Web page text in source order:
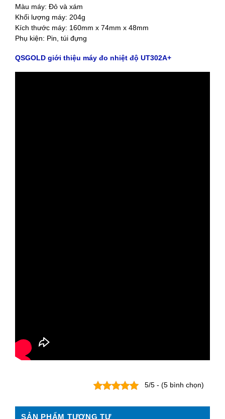
Màu máy: Đỏ và xám
Khối lượng máy: 204g
Kích thước máy: 160mm x 74mm x 48mm
Phụ kiện: Pin, túi đựng
QSGOLD giới thiệu máy đo nhiệt độ UT302A+
5/5 - (5 bình chọn)
SẢN PHẨM TƯƠNG TỰ